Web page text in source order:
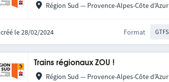
Région Sud — Provence-Alpes-Côte d’Azur
créé le 28/02/2024 Format GTFS
Trains régionaux ZOU !
Région Sud — Provence-Alpes-Côte d’Azur